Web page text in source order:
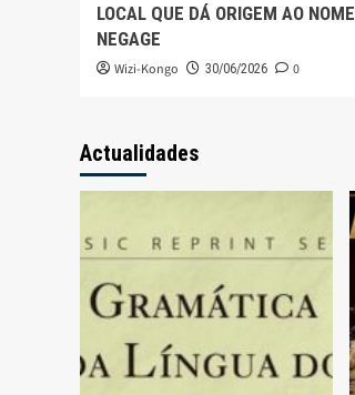
LOCAL QUE DÁ ORIGEM AO NOME
NEGAGE
Wizi-Kongo 30/06/2026 0
Actualidades